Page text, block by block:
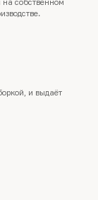
и выдаёт